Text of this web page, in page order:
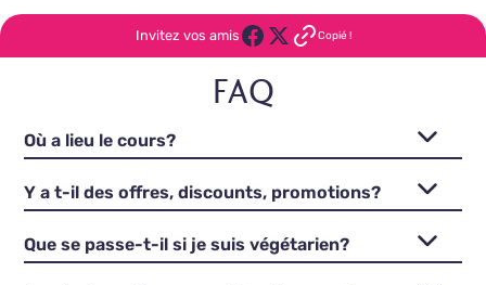
Invitez vos amis Copié !
FAQ
Où a lieu le cours?
Y a t-il des offres, discounts, promotions?
Que se passe-t-il si je suis végétarien?